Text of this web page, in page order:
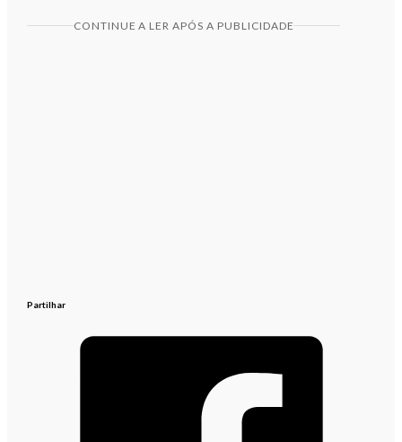
CONTINUE A LER APÓS A PUBLICIDADE
Partilhar